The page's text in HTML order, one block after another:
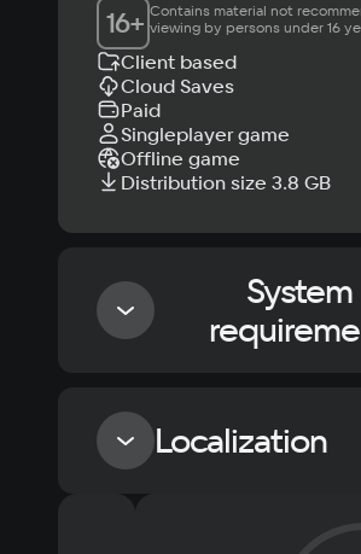
16+ Contains material not
viewing by persons under 16
Client based
Cloud Saves
Paid
Singleplayer game
Offline game
Distribution size 3.8 GB
System
MinimumLocalization